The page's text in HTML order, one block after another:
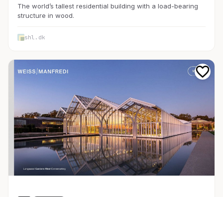
The world’s tallest residential building with a load-bearing
structure in wood.
shl.dk